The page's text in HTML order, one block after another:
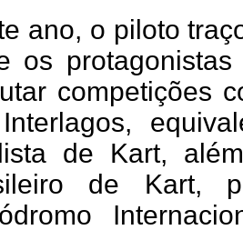
ano, o piloto
os
competições
de Kart,
de Kart,